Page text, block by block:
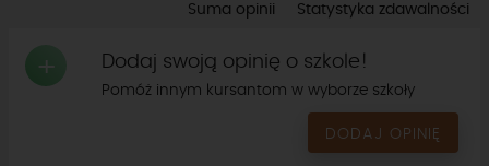
+ Dodaj swoją opinię o szkole!
Pomóż innym kursantom w wyborze szkoły
DODAJ OPINIĘ
Suma opinii Statystyka zdawalności